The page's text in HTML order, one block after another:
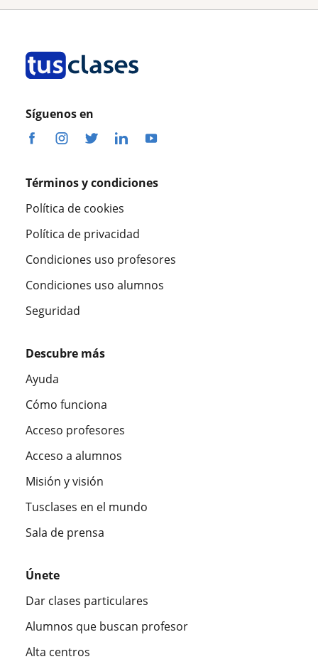
Síguenos en
Términos y condiciones
Política de cookies
Política de privacidad
Condiciones uso profesores
Condiciones uso alumnos
Seguridad
Descubre más
Ayuda
Cómo funciona
Acceso profesores
Acceso a alumnos
Misión y visión
Tusclases en el mundo
Sala de prensa
Únete
Dar clases particulares
Alumnos que buscan profesor
Alta centros